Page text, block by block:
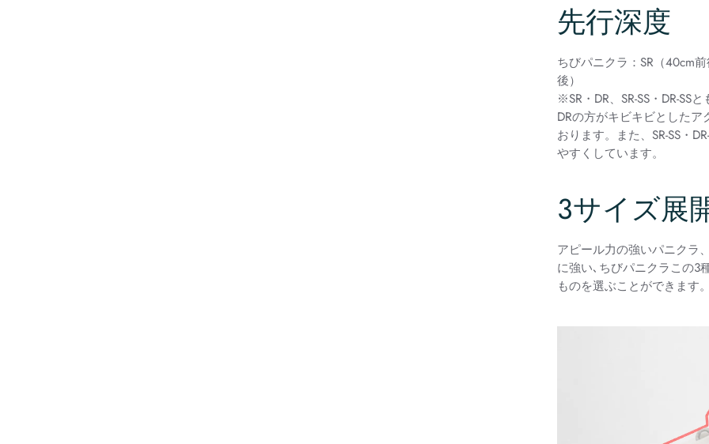
先行深度
ちびパニクラ：SR（40cm
後）
※SR・DR、SR-SS・DR-SS
DRの方がキビキビとしたア
おります。また、SR-SS・
やすくしています。
3サイズ展
アピール力の強いパニクラ
に強い､ちびパニクラこの3
ものを選ぶことができます。